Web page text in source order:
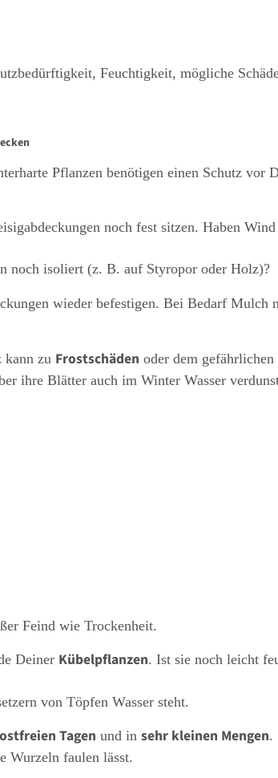
Feuchtigkeit, mögliche
Pflanzen benötigen einen Schutz vor
noch fest sitzen. Haben
noch isoliert (z. B. auf Styropor oder Holz)?
wieder befestigen. Bei Bedarf Mulch
kann zu Frostschäden oder dem gefährlichen
ihre Blätter auch im Winter Wasser
Feind wie Trockenheit.
Deiner Kübelpflanzen. Ist sie noch leicht
von Töpfen Wasser steht.
Tagen und in sehr kleinen Mengen.
Wurzeln faulen lässt.